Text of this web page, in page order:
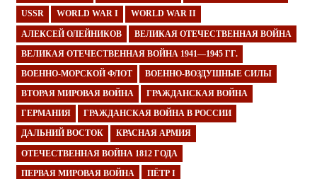
USSR WORLD WAR I WORLD WAR II
АЛЕКСЕЙ ОЛЕЙНИКОВ ВЕЛИКАЯ ОТЕЧЕСТВЕННАЯ ВОЙНА
ВЕЛИКАЯ ОТЕЧЕСТВЕННАЯ ВОЙНА 1941—1945 ГГ.
ВОЕННО-МОРСКОЙ ФЛОТ ВОЕННО-ВОЗДУШНЫЕ СИЛЫ
ВТОРАЯ МИРОВАЯ ВОЙНА ГРАЖДАНСКАЯ ВОЙНА
ГЕРМАНИЯ ГРАЖДАНСКАЯ ВОЙНА В РОССИИ
ДАЛЬНИЙ ВОСТОК КРАСНАЯ АРМИЯ
ОТЕЧЕСТВЕННАЯ ВОЙНА 1812 ГОДА
ПЕРВАЯ МИРОВАЯ ВОЙНА ПЁТР I